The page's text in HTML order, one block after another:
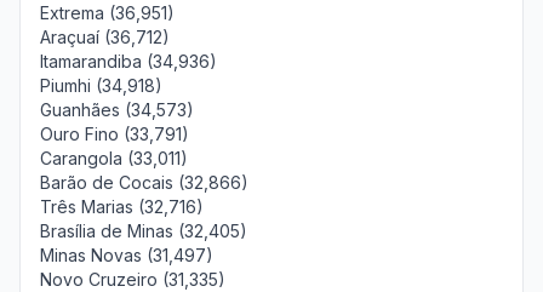
Extrema (36,951)
Araçuaí (36,712)
Itamarandiba (34,936)
Piumhi (34,918)
Guanhães (34,573)
Ouro Fino (33,791)
Carangola (33,011)
Barão de Cocais (32,866)
Três Marias (32,716)
Brasília de Minas (32,405)
Minas Novas (31,497)
Novo Cruzeiro (31,335)